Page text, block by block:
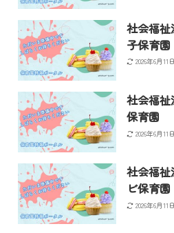
社会福
子保育園
2026年6月11日
社会福
保育園
2026年6月11日
社会福
ビ保育園
2026年6月11日